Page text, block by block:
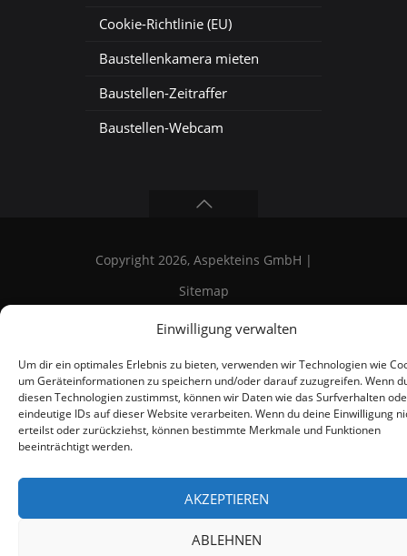
Einwilligung verwalten
Um dir ein optimales Erlebnis zu bieten, verwenden wir Technologien wie
um Geräteinformationen zu speichern und/oder darauf zuzugreifen. Wenn
diesen Technologien zustimmst, können wir Daten wie das Surfverhalten
eindeutige IDs auf dieser Website verarbeiten. Wenn du deine Einwilligung
erteilst oder zurückziehst, können bestimmte Merkmale und Funktionen
beeinträchtigt werden.
AKZEPTIEREN
ABLEHNEN
Cookie-Richtlinie (EU)
Baustellenkamera mieten
Baustellen-Zeitraffer
Baustellen-Webcam
Copyright 2026, Aspekteins GmbH |
Sitemap